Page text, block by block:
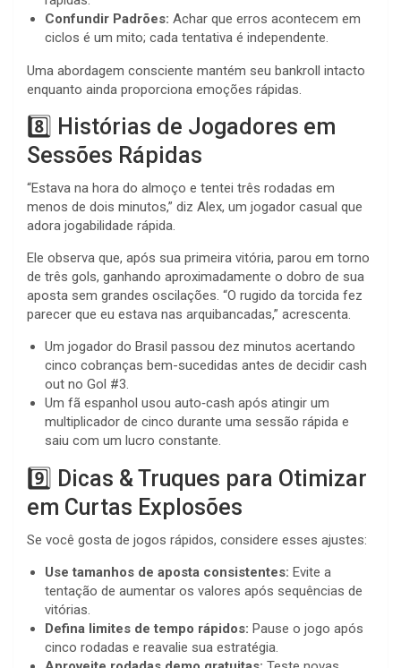
Confundir Padrões: Achar que erros acontecem em
ciclos é um mito; cada tentativa é independente.
Uma abordagem consciente mantém seu bankroll intacto
enquanto ainda proporciona emoções rápidas.
8️⃣ Histórias de Jogadores em
Sessões Rápidas
“Estava na hora do almoço e tentei três rodadas em
menos de dois minutos,” diz Alex, um jogador casual que
adora jogabilidade rápida.
Ele observa que, após sua primeira vitória, parou em torno
de três gols, ganhando aproximadamente o dobro de sua
aposta sem grandes oscilações. “O rugido da torcida fez
parecer que eu estava nas arquibancadas,” acrescenta.
Um jogador do Brasil passou dez minutos acertando
cinco cobranças bem-sucedidas antes de decidir cash
out no Gol #3.
Um fã espanhol usou auto‑cash após atingir um
multiplicador de cinco durante uma sessão rápida e
saiu com um lucro constante.
9️⃣ Dicas & Truques para Otimizar
em Curtas Explosões
Se você gosta de jogos rápidos, considere esses ajustes:
Use tamanhos de aposta consistentes: Evite a
tentação de aumentar os valores após sequências de
vitórias.
Defina limites de tempo rápidos: Pause o jogo após
cinco rodadas e reavalie sua estratégia.